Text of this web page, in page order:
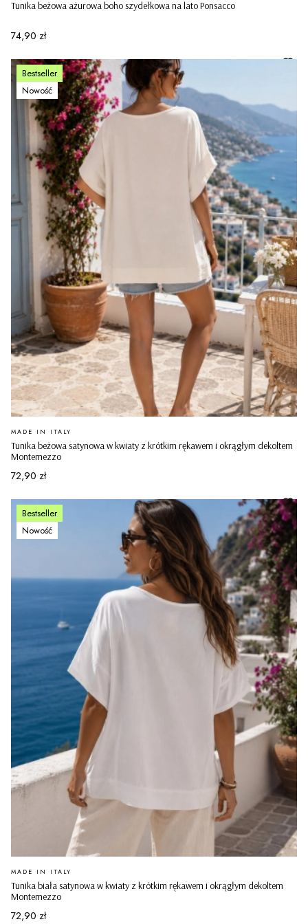
Tunika beżowa ażurowa boho szydełkowa na lato Ponsacco
Cena
74,90 zł
Bestseller
Nowość
Tunika beżowa satynowa w kwiaty z krótkim rękawem i okrągłym dekoltem
Montemezzo
PRODUCENT
MADE IN ITALY
Cena
72,90 zł
Bestseller
Nowość
Tunika biała satynowa w kwiaty z krótkim rękawem i okrągłym dekoltem
Montemezzo
PRODUCENT
MADE IN ITALY
Cena
72,90 zł